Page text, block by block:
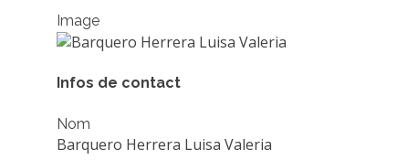
Image
Infos de contact
Nom
Barquero Herrera Luisa Valeria